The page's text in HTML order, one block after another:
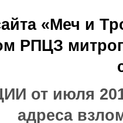
«Меч и
РПЦЗ
от июля
адреса